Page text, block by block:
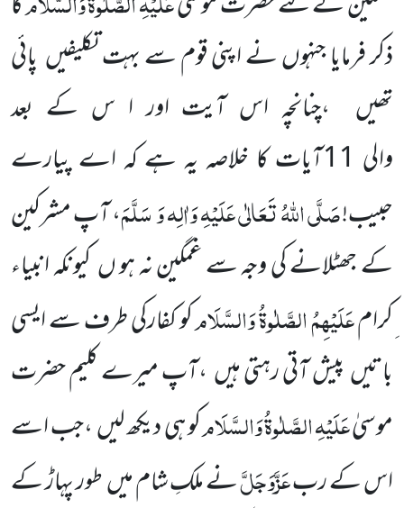
ذکر فرمایا جنہوں نے اپنی قوم سے بہت تکلیفیں پائی
تھیں ،چنانچہ اس آیت اور ا س کے بعد
والی 11آیاتکا خلاصہ یہ ہے کہ اےپیارے
حبیب!صَلَّی اللّٰہُ تَعَالٰی عَلَیْہِ وَاٰلِہ وَ سَلَّمَ، آپ مشرکین
کے جھٹلانے کی وجہ سے غمگین نہ ہو ں کیونکہ انبیاء
ِکرامعَلَیْہِمُ الصَّلٰوۃُ وَالسَّلَامکو کفارکی طرف سے ایسی
باتیںپیش آتیرہتی ہیں ،آپ میرے کلیم حضرت
موسیٰعَلَیْہِالصَّلٰوۃُوَالسَّلَامکو ہی دیکھ لیں،جب اسے
اس کے ربعَزَّوَجَلَّنے ملکِ شام میںطور پہاڑ کے